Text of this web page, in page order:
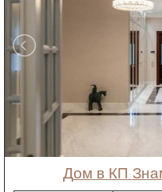
дом в КП